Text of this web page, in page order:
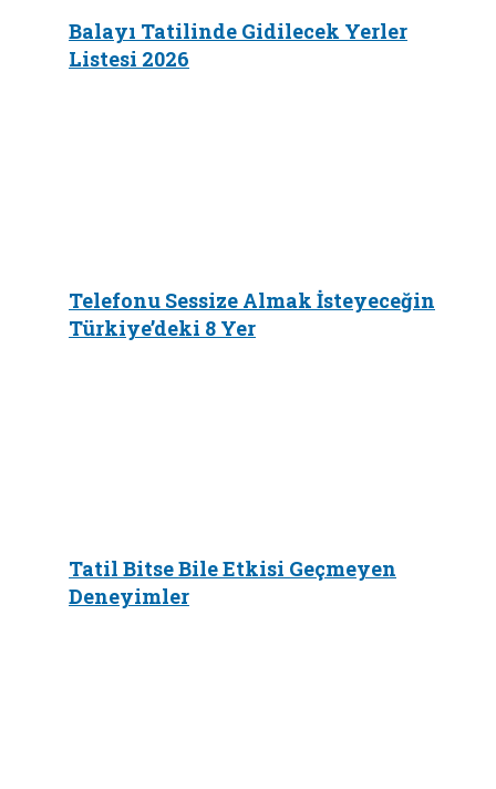
Balayı Tatilinde Gidilecek Yerler
Listesi 2026
Telefonu Sessize Almak İsteyeceğin
Türkiye’deki 8 Yer
Tatil Bitse Bile Etkisi Geçmeyen
Deneyimler